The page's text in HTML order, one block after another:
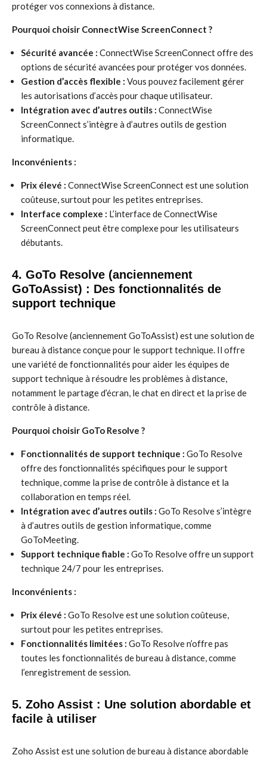
protéger vos connexions à distance.
Pourquoi choisir ConnectWise ScreenConnect ?
Sécurité avancée : ConnectWise ScreenConnect offre des
options de sécurité avancées pour protéger vos données.
Gestion d’accès flexible : Vous pouvez facilement gérer
les autorisations d’accès pour chaque utilisateur.
Intégration avec d’autres outils : ConnectWise
ScreenConnect s’intègre à d’autres outils de gestion
informatique.
Inconvénients :
Prix élevé : ConnectWise ScreenConnect est une solution
coûteuse, surtout pour les petites entreprises.
Interface complexe : L’interface de ConnectWise
ScreenConnect peut être complexe pour les utilisateurs
débutants.
4. GoTo Resolve (anciennement
GoToAssist) : Des fonctionnalités de
support technique
GoTo Resolve (anciennement GoToAssist) est une solution de
bureau à distance conçue pour le support technique. Il offre
une variété de fonctionnalités pour aider les équipes de
support technique à résoudre les problèmes à distance,
notamment le partage d’écran, le chat en direct et la prise de
contrôle à distance.
Pourquoi choisir GoTo Resolve ?
Fonctionnalités de support technique : GoTo Resolve
offre des fonctionnalités spécifiques pour le support
technique, comme la prise de contrôle à distance et la
collaboration en temps réel.
Intégration avec d’autres outils : GoTo Resolve s’intègre
à d’autres outils de gestion informatique, comme
GoToMeeting.
Support technique fiable : GoTo Resolve offre un support
technique 24/7 pour les entreprises.
Inconvénients :
Prix élevé : GoTo Resolve est une solution coûteuse,
surtout pour les petites entreprises.
Fonctionnalités limitées : GoTo Resolve n’offre pas
toutes les fonctionnalités de bureau à distance, comme
l’enregistrement de session.
5. Zoho Assist : Une solution abordable et
facile à utiliser
Zoho Assist est une solution de bureau à distance abordable